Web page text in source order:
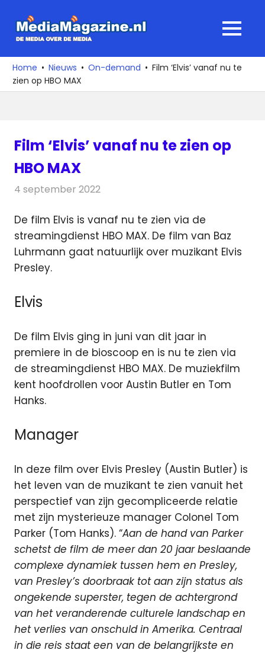
naar
media
over
de
MENU
Home Nieuws On-demand
Film ‘Elvis’ vanaf nu te
zien op HBO MAX
Film ‘Elvis’ vanaf nu te zien op
HBO MAX
4 september 2022
De film Elvis is vanaf nu te zien via de
streamingdienst HBO MAX. De film van Baz
Luhrmann gaat natuurlijk over muzikant Elvis
Presley.
Elvis
De film Elvis ging in juni van dit jaar in
premiere in de bioscoop en is nu te zien via
de streamingdienst HBO MAX. De muziekfilm
kent hoofdrollen voor Austin Butler en Tom
Hanks.
Manager
In deze film over Elvis Presley (Austin Butler) is
het leven van de muzikant te zien vanuit het
perspectief van zijn gecompliceerde relatie
met zijn mysterieuze manager Colonel Tom
Parker (Tom Hanks). “Aan de hand van Parker
schetst de film de meer dan 20 jaar beslaande
complexe dynamiek tussen hem en Presley,
van Presley’s doorbraak tot aan zijn status als
ongekende superster, tegen de achtergrond
van het veranderende culturele landschap en
het verlies van onschuld in Amerika. Centraal
in die reis staat een van de belangrijkste en